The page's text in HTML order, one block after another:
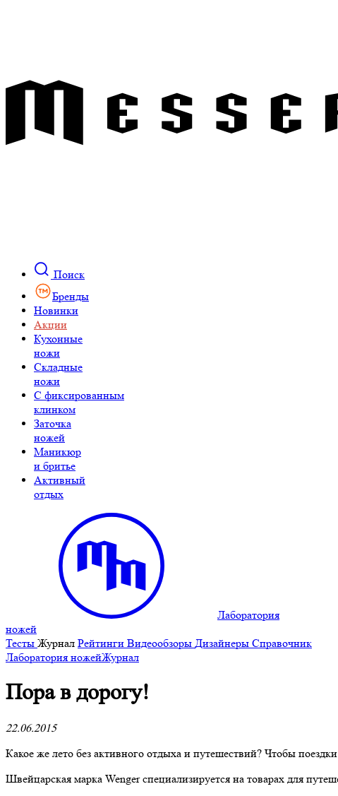
Поиск
Бренды
Новинки
Акции
Кухонные
ножи
Складные
ножи
C фиксированным
клинком
Заточка
ножей
Маникюр
и бритье
Активный
отдых
Лаборатория
ножей
Тесты Журнал Рейтинги Видеообзоры Дизайнеры Справочник
Лаборатория ножейЖурнал
​Пора в дорогу!
22.06.2015
Какое же лето без активного отдыха и путешествий? Чтобы
Швейцарская марка Wenger специализируется на товарах для